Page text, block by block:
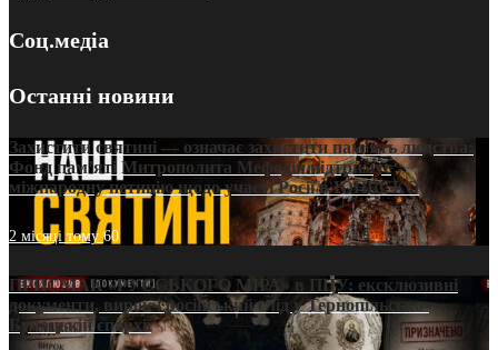
Соц.медіа
Останні новини
Захистити святині — означає захистити пам’ять людства:
Фонд пам’яті Митрополита Мефодія підтримує
міжнародну петицію щодо участі Росії в ЮНЕСКО
2 місяці тому60
ПРИСМАК «РУССЬКОГО МІРА» в ПЦУ: ексклюзивні
документи, вирок і російський слід у Тернопільсько-
Бучацькій єпархії